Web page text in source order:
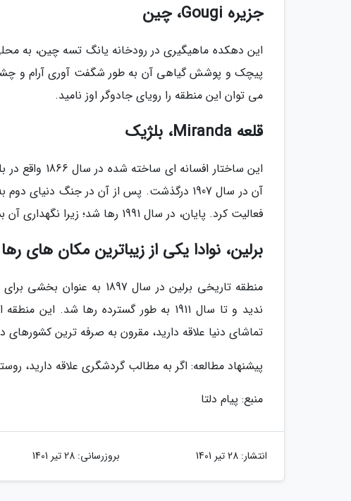
جزیره Gougi، چین
این دهکده ماهیگیری در رودخانه یانگ تسه چین، به
پیچک و پوشش گیاهی آن به طور شگفت آوری آرام و
می توان این منطقه را رویای جادوگر اوز نامید.
قلعه Miranda، بلژیک
این ساختار
فعالیت کرد. پایان، در سال 1991 رها شد؛ زیرا نگهداری آن بسیار پرهزینه بود.
برلین، نوادا یکی از زیباترین مکان های
منطقه تاریخی برلین در
ندید و تا سال 1911 به طور گسترده رها
تماشای دنیا علاقه دارید، مقرون به صرفه ترین کشورهای
پیشنهاد مطالعه: اگر به مطالب گردشگری علاقه دارید،
منبع: پیام دلتا
انتشار: 28 تیر 1401 بروزرسانی: 28 تیر 1401